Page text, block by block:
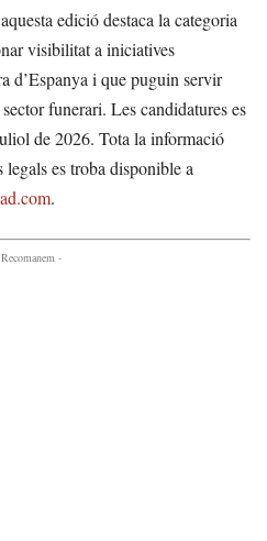
edició destaca la categoria
visibilitat a iniciatives
d’Espanya i que puguin servir
funerari. Les candidatures es
de 2026. Tota la informació
es troba disponible a
.
-